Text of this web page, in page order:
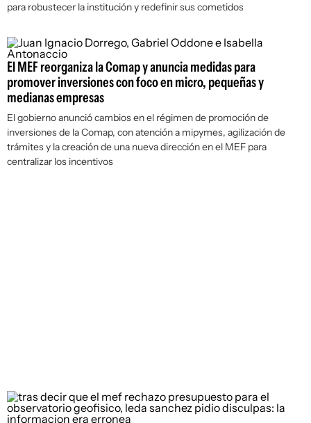
para robustecer la institución y redefinir sus cometidos
El MEF reorganiza la Comap y anuncia medidas para
promover inversiones con foco en micro, pequeñas y
medianas empresas
El gobierno anunció cambios en el régimen de promoción de
inversiones de la Comap, con atención a mipymes, agilización de
trámites y la creación de una nueva dirección en el MEF para
centralizar los incentivos